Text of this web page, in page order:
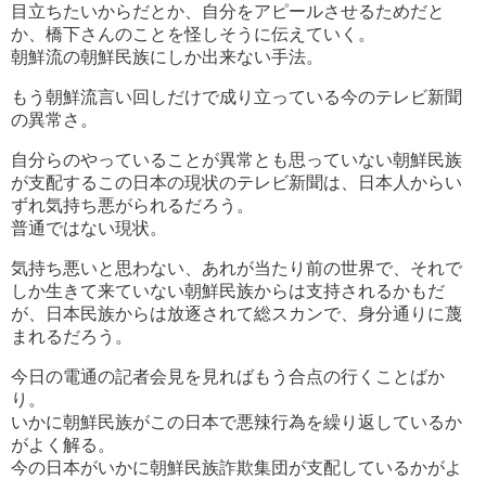
目立ちたいからだとか、自分をアピールさせるためだと
か、橋下さんのことを怪しそうに伝えていく。
朝鮮流の朝鮮民族にしか出来ない手法。
もう朝鮮流言い回しだけで成り立っている今のテレビ新聞
の異常さ。
自分らのやっていることが異常とも思っていない朝鮮民族
が支配するこの日本の現状のテレビ新聞は、日本人からい
ずれ気持ち悪がられるだろう。
普通ではない現状。
気持ち悪いと思わない、あれが当たり前の世界で、それで
しか生きて来ていない朝鮮民族からは支持されるかもだ
が、日本民族からは放逐されて総スカンで、身分通りに蔑
まれるだろう。
今日の電通の記者会見を見ればもう合点の行くことばか
り。
いかに朝鮮民族がこの日本で悪辣行為を繰り返しているか
がよく解る。
今の日本がいかに朝鮮民族詐欺集団が支配しているかがよ